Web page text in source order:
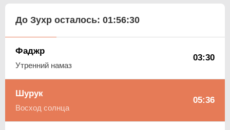
До Зухр осталось: 01:56:29
Фаджр
Утренний намаз
03:30
Шурук
Восход солнца
05:36